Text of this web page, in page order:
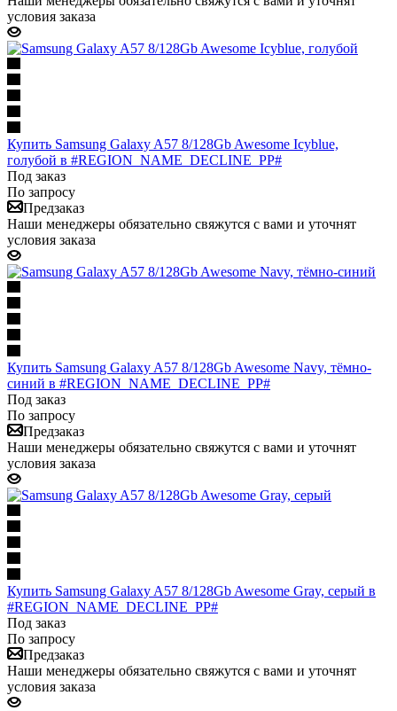
условия заказа
Купить Samsung Galaxy A57 8/128Gb Awesome Icyblue,
голубой в #REGION_NAME_DECLINE_PP#
Под заказ
По запросу
Предзаказ
Наши менеджеры обязательно свяжутся с вами и уточнят
условия заказа
Купить Samsung Galaxy A57 8/128Gb Awesome Navy, тёмно-
синий в #REGION_NAME_DECLINE_PP#
Под заказ
По запросу
Предзаказ
Наши менеджеры обязательно свяжутся с вами и уточнят
условия заказа
Купить Samsung Galaxy A57 8/128Gb Awesome Gray, серый в
#REGION_NAME_DECLINE_PP#
Под заказ
По запросу
Предзаказ
Наши менеджеры обязательно свяжутся с вами и уточнят
условия заказа